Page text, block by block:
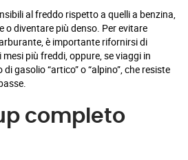
al freddo rispetto a quelli a benzina,
o diventare più denso. Per evitare
è importante rifornirsi di
più freddi, oppure, se viaggi in
gasolio “artico” o “alpino”, che resiste
completo